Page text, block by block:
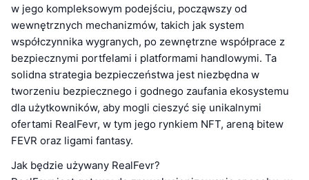
w jego kompleksowym podejściu, począwszy od
wewnętrznych mechanizmów, takich jak system
współczynnika wygranych, po zewnętrzne współprace z
bezpiecznymi portfelami i platformami handlowymi. Ta
solidna strategia bezpieczeństwa jest niezbędna w
tworzeniu bezpiecznego i godnego zaufania ekosystemu
dla użytkowników, aby mogli cieszyć się unikalnymi
ofertami RealFevr, w tym jego rynkiem NFT, areną bitew
FEVR oraz ligami fantasy.
Jak będzie używany RealFevr?